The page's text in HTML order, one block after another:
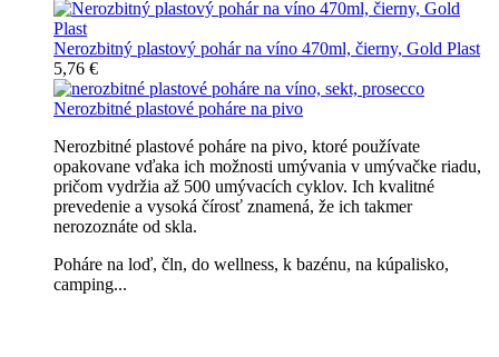
Nerozbitný plastový pohár na víno 470ml, čierny, Gold Plast
5,76 €
Nerozbitné plastové poháre na pivo
Nerozbitné plastové poháre na pivo, ktoré používate
opakovane vďaka ich možnosti umývania v umývačke riadu,
pričom vydržia až 500 umývacích cyklov. Ich kvalitné
prevedenie a vysoká čírosť znamená, že ich takmer
nerozoznáte od skla.
Poháre na loď, čln, do wellness, k bazénu, na kúpalisko,
camping...